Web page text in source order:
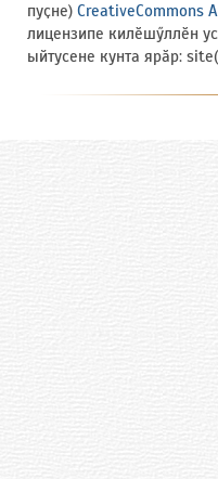
пуҫне) CreativeCommons
лицензипе килӗшӳллӗн
ыйтусене кунта ярӑр: